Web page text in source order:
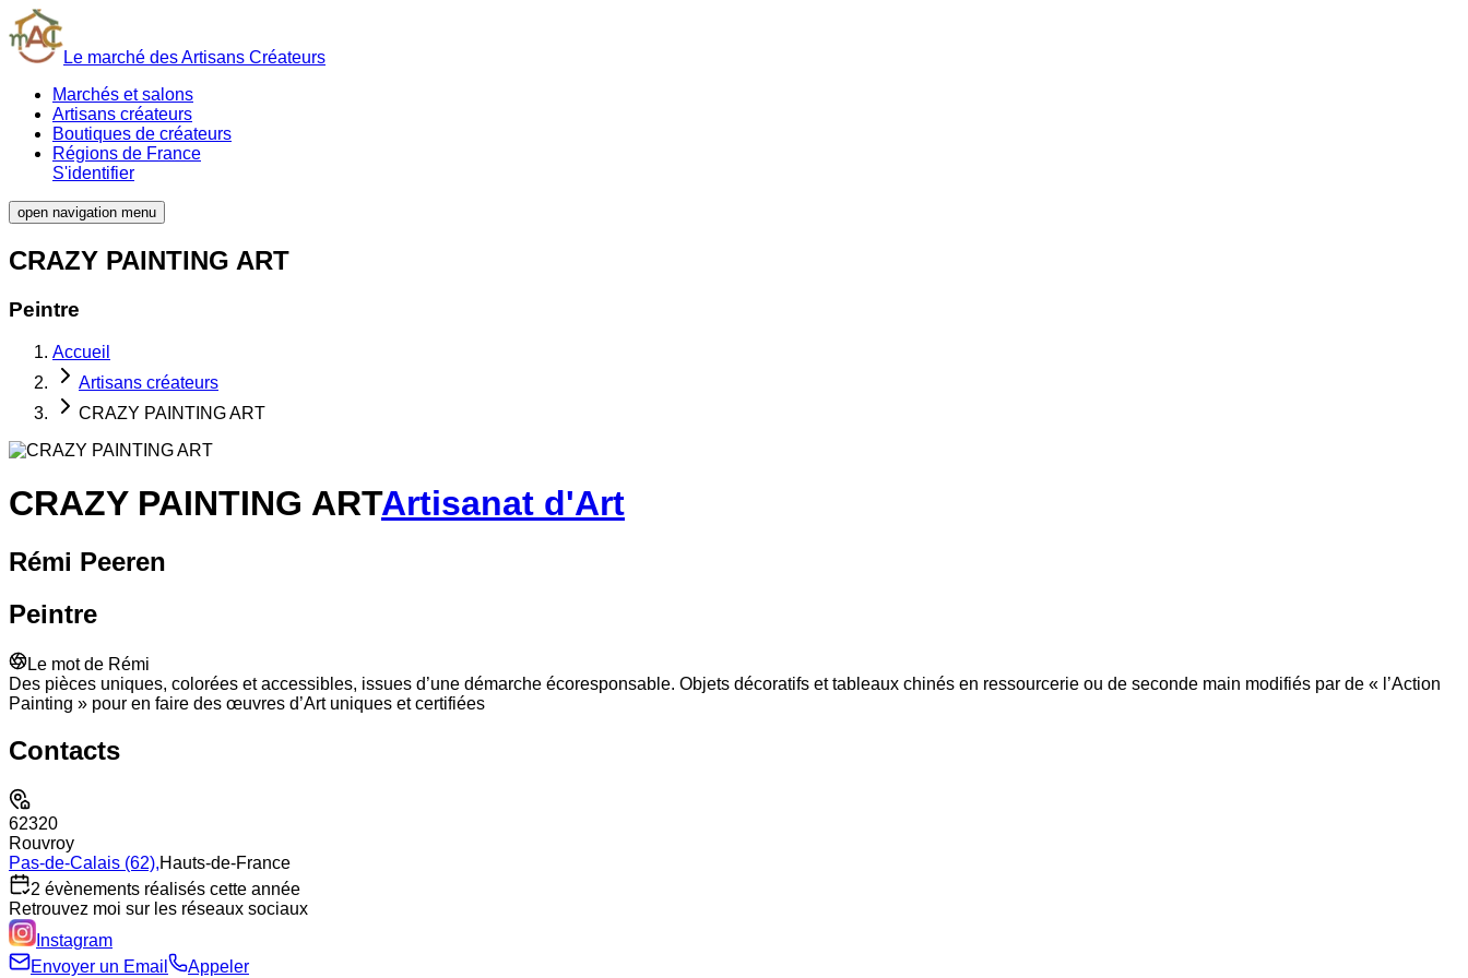
Le marché des Artisans Créateurs
Marchés et salons
Artisans créateurs
Boutiques de créateurs
Régions de France
S'identifier
open navigation menu
CRAZY PAINTING ART
Peintre
Accueil
Artisans créateurs
CRAZY PAINTING ART
CRAZY PAINTING ARTArtisanat d'Art
Rémi Peeren
Peintre
Le mot de Rémi
Des pièces uniques, colorées et accessibles, issues d’une démarche écoresponsable. Objets décoratifs et tableaux chinés en ressourcerie ou de seconde main modifiés par de « l’Action
Painting » pour en faire des œuvres d’Art uniques et certifiées
Contacts
62320
Rouvroy
Pas-de-Calais (62),Hauts-de-France
2 évènements réalisés cette année
Retrouvez moi sur les réseaux sociaux
Instagram
Envoyer un Email
Appeler